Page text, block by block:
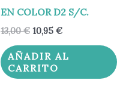
EN COLOR D2 S/C.
13,00€ 10,95 €
AÑADIR AL
CARRITO